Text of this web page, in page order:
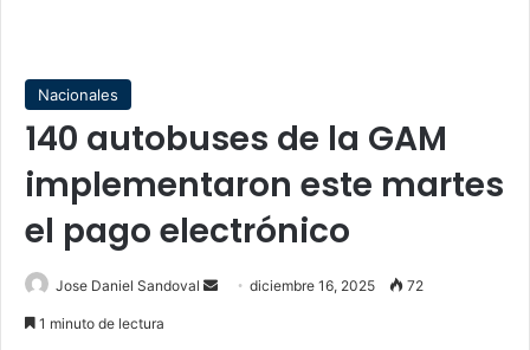
Nacionales
140 autobuses de la GAM
implementaron este martes
el pago electrónico
Jose Daniel Sandoval
Senddiciembre 16, 2025 72
1 minuto de lectura